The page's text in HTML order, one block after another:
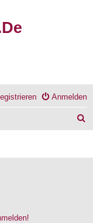
Anmelden